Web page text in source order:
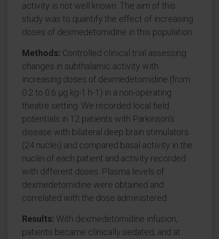
activity is not well known. The aim of this
study was to quantify the effect of increasing
doses of dexmedetomidine in this population.
Methods: Controlled clinical trial assessing
changes in subthalamic activity with
increasing doses of dexmedetomidine (from
0.2 to 0.6 μg kg-1 h-1) in a non-operating
theatre setting. We recorded local field
potentials in 12 patients with Parkinson's
disease with bilateral deep brain stimulators
(24 nuclei) and compared basal activity in the
nuclei of each patient and activity recorded
with different doses. Plasma levels of
dexmedetomidine were obtained and
correlated with the dose administered.
Results: With dexmedetomidine infusion,
patients became clinically sedated, and at